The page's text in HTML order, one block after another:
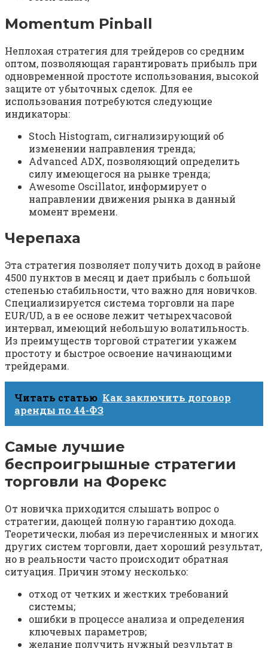
Momentum Pinball
Неплохая стратегия для трейдеров со средним
оптом, позволяющая гарантировать прибыль при
одновременной простоте использования, высокой
защите от убыточных сделок. Для ее
использования потребуются следующие
индикаторы:
Stoch Histogram, сигнализирующий об
изменении направления тренда;
Advanced ADX, позволяющий определить
силу имеющегося на рынке тренда;
Awesome Oscillator, информирует о
направлении движения рынка в данный
момент времени.
Черепаха
Эта стратегия позволяет получить доход в районе
4500 пунктов в месяц и дает прибыль с большой
степенью стабильности, что важно для новичков.
Специализируется система торговли на паре
EUR/UD, а в ее основе лежит четырехчасовой
интервал, имеющий небольшую волатильность.
Из преимуществ торговой стратегии укажем
простоту и быстрое освоение начинающими
трейдерами.
Читать статью Как заключить договор
аренды по 44-ФЗ
Самые лучшие
беспроигрышные стратегии
торговли на Форекс
От новичка приходится слышать вопрос о
стратегии, дающей полную гарантию дохода.
Теоретически, любая из перечисленных и многих
других систем торговли, дает хороший результат,
но в реальности часто происходит обратная
ситуация. Причин этому несколько:
отход от четких и жестких требований
системы;
ошибки в процессе анализа и определения
ключевых параметров;
желание получить нужный результат в